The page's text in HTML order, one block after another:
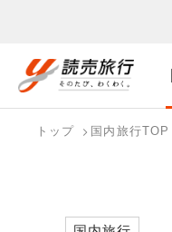
トップ 国内旅行TOP